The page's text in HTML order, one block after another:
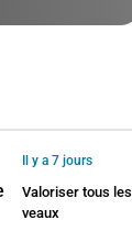
Il y a 7 jours
Valoriser tous les
veaux